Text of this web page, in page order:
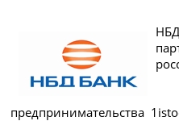
предпринимательства